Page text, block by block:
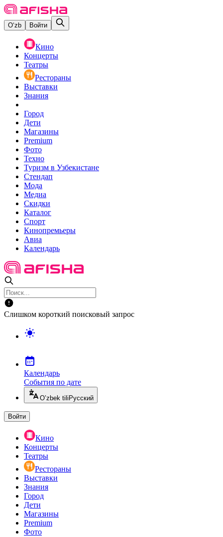
O‘zb Войти
Кино
Концерты
Театры
Рестораны
Выставки
Знания
Город
Дети
Магазины
Premium
Фото
Техно
Туризм в Узбекистане
Стендап
Мода
Медиа
Скидки
Каталог
Спорт
Кинопремьеры
Авиа
Календарь
Слишком короткий поисковый запрос
Календарь
События по дате
O’zbek tili Русский
Войти
Кино
Концерты
Театры
Рестораны
Выставки
Знания
Город
Дети
Магазины
Premium
Фото